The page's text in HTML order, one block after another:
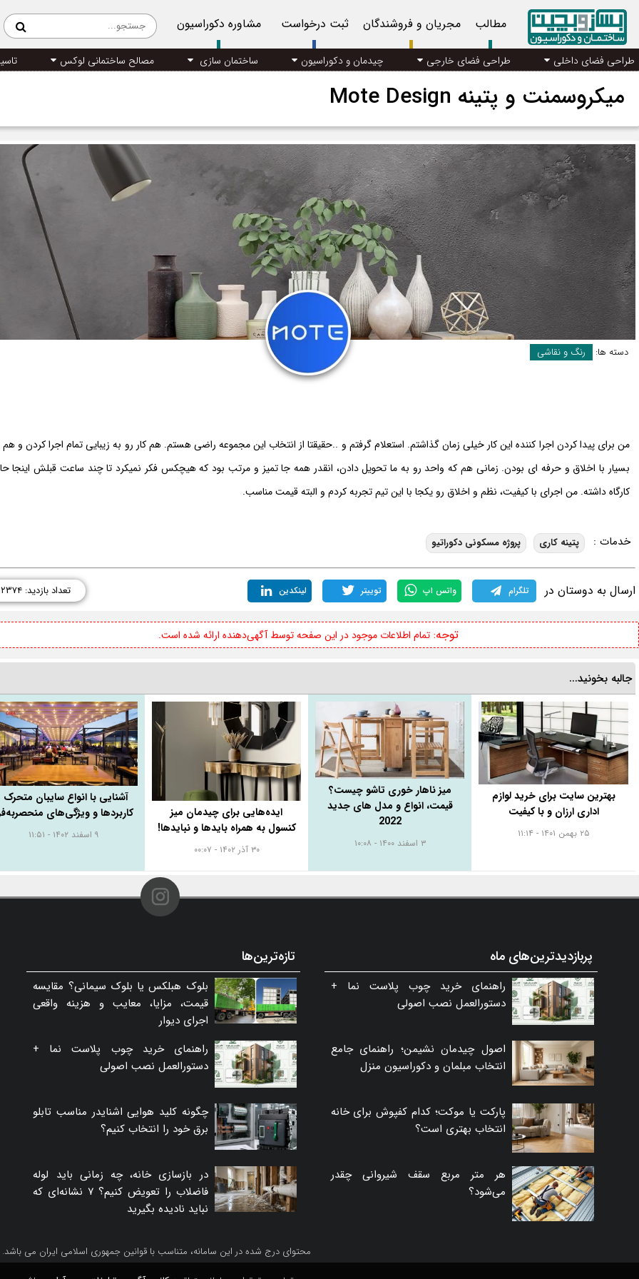
مطالب مجریان و فروشندگان ثبت درخواست مشاوره دکوراسیون
طراحی فضای داخلی طراحی فضای خارجی چیدمان و دکوراسیون ساختمان سازی مصالح ساختمانی لوکس
میکروسمنت و پتینه Mote Design
دسته ها: رنگ و نقاشی
من برای پیدا کردن اجرا کننده این کار خیلی زمان گذاشتم. استعلام گرفتم و ..حقیقتا از انتخاب این مجموعه راضی هستم. هم کار رو به زیبایی تمام اجرا کردن و هم
بسیار با اخلاق و حرفه ای بودن. زمانی هم که واحد رو به ما تحویل دادن، انقدر همه جا تمیز و مرتب بود که هیچکس فکر نمیکرد تا چند ساعت قبلش اینجا
کارگاه داشته. من اجرای با کیفیت، نظم و اخلاق رو یکجا با این تیم تجربه کردم و البته قیمت مناسب.
خدمات : پتینه کاری پروژه مسکونی دکوراتیو
ارسال به دوستان در تلگرام واتس اپ توییتر لینکدین تعداد بازدید: ۲۳۷۴
توجه:تمام اطلاعات موجود در این صفحه توسط آگهی‌دهنده ارائه شده است.
جالبه بخونید...
بهترین سایت برای خرید لوازم
اداری ارزان و با کیفیت
۲۵ بهمن ۱۴۰۱ - ۱۱:۱۴
میز ناهار خوری تاشو چیست؟
قیمت، انواع و مدل های جدید
2022
۳ اسفند ۱۴۰۰ - ۱۰:۰۸
ایده‌هایی برای چیدمان میز
کنسول به همراه باید‌ها و نبایدها!
۳۰ آذر ۱۴۰۲ - ۰۰:۰۷
آشنایی با انواع سایبان متحرک
کاربردها و ویژگی‌های
۹ اسفند ۱۴۰۲ - ۱۱:۵۱
پربازدیدترین‌های ماه
راهنمای خرید چوب پلاست نما +
دستورالعمل نصب اصولی
اصول چیدمان نشیمن؛ راهنمای جامع
انتخاب مبلمان و دکوراسیون منزل
پارکت یا موکت؛ کدام کفپوش برای خانه
انتخاب بهتری است؟
هر متر مربع سقف شیروانی چقدر
می‌شود؟
تازه‌ترین‌ها
بلوک هبلکس یا بلوک سیمانی؟ مقایسه
قیمت، مزایا، معایب و هزینه واقعی
اجرای دیوار
راهنمای خرید چوب پلاست نما +
دستورالعمل نصب اصولی
چگونه کلید هوایی اشنایدر مناسب تابلو
برق خود را انتخاب کنیم؟
در بازسازی خانه، چه زمانی باید لوله
فاضلاب را تعویض کنیم؟ ۷ نشانه‌ای که
نباید نادیده بگیرید
محتوای درج شده در این سامانه، متناسب با قوانین جمهوری اسلامی ایران می باشد.